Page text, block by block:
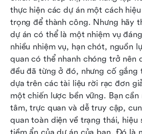
thực hiện các dự án một cách
trọng để thành công. Nhưng hãy
dự án có thể là một nhiệm vụ
nhiều nhiệm vụ, hạn chót, nguồn
quan có thể nhanh chóng trở nên
đều đã từng ở đó, nhưng cố gắng
dựa trên các tài liệu rời rạc đơn
một chiến lược bền vững. Bạn
tâm, trực quan và dễ truy cập,
quan toàn diện về trạng thái, hiệu
tiềm ẩn của dự án của bạn. Đó là
án
Cách xây dựng bảng điều
Hướng dẫn đơn giản
Ý kiến cuối cùng về bảng điều
án